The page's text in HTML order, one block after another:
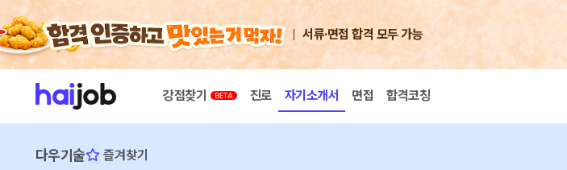
서류·면접 합격 모두 가능
강점찾기 진로 자기소개서 면접 합격코칭
다우기술 즐겨찾기